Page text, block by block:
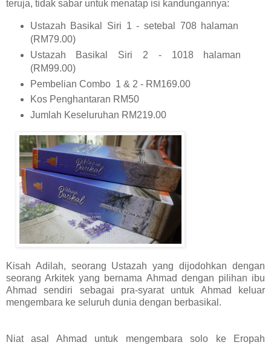
teruja, tidak sabar untuk menatap isi kandungannya:
Ustazah Basikal Siri 1 - setebal 708 halaman
(RM79.00)
Ustazah Basikal Siri 2 - 1018 halaman
(RM99.00)
Pembelian Combo 1 & 2 - RM169.00
Kos Penghantaran RM50
Jumlah Keseluruhan RM219.00
Kisah Adilah, seorang Ustazah yang dijodohkan dengan
seorang Arkitek yang bernama Ahmad dengan pilihan ibu
Ahmad sendiri sebagai pra-syarat untuk Ahmad keluar
mengembara ke seluruh dunia dengan berbasikal.
Niat asal Ahmad untuk mengembara solo ke Eropah